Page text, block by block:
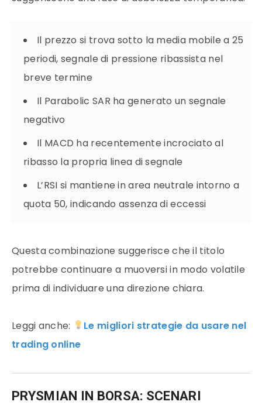
Il prezzo si trova sotto la media mobile a 25
periodi, segnale di pressione ribassista nel
breve termine
Il Parabolic SAR ha generato un segnale
negativo
Il MACD ha recentemente incrociato al
ribasso la propria linea di segnale
L’RSI si mantiene in area neutrale intorno a
quota 50, indicando assenza di eccessi
Questa combinazione suggerisce che il titolo
potrebbe continuare a muoversi in modo volatile
prima di individuare una direzione chiara.
Leggi anche:
Le migliori strategie da usare nel
trading online
PRYSMIAN IN BORSA: SCENARI